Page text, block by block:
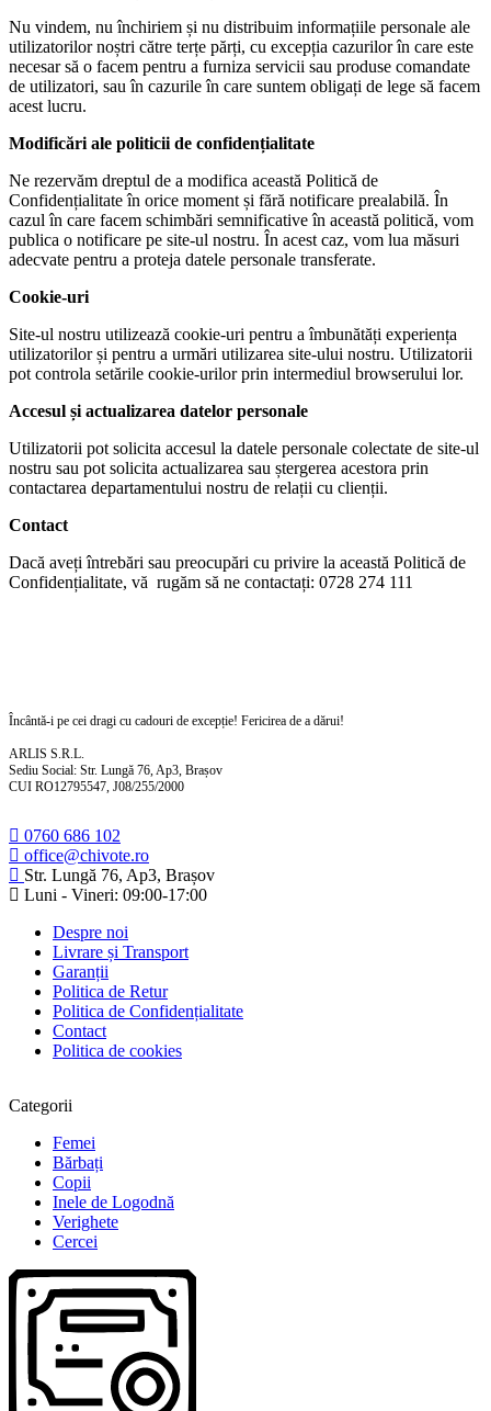
Nu vindem, nu închiriem și nu distribuim informațiile personale ale
utilizatorilor noștri către terțe părți, cu excepția cazurilor în care este
necesar să o facem pentru a furniza servicii sau produse comandate
de utilizatori, sau în cazurile în care suntem obligați de lege să facem
acest lucru.
Modificări ale politicii de confidențialitate
Ne rezervăm dreptul de a modifica această Politică de
Confidențialitate în orice moment și fără notificare prealabilă. În
cazul în care facem schimbări semnificative în această politică, vom
publica o notificare pe site-ul nostru. În acest caz, vom lua măsuri
adecvate pentru a proteja datele personale transferate.
Cookie-uri
Site-ul nostru utilizează cookie-uri pentru a îmbunătăți experiența
utilizatorilor și pentru a urmări utilizarea site-ului nostru. Utilizatorii
pot controla setările cookie-urilor prin intermediul browserului lor.
Accesul și actualizarea datelor personale
Utilizatorii pot solicita accesul la datele personale colectate de site-ul
nostru sau pot solicita actualizarea sau ștergerea acestora prin
contactarea departamentului nostru de relații cu clienții.
Contact
Dacă aveți întrebări sau preocupări cu privire la această Politică de
Confidențialitate, vă rugăm să ne contactați: 0728 274 111
Încântă-i pe cei dragi cu cadouri de excepție! Fericirea de a dărui!
ARLIS S.R.L.
Sediu Social: Str. Lungă 76, Ap3, Brașov
CUI RO12795547, J08/255/2000
0760 686 102
office@chivote.ro
Str. Lungă 76, Ap3, Brașov
Luni - Vineri: 09:00-17:00
Despre noi
Livrare și Transport
Garanții
Politica de Retur
Politica de Confidențialitate
Contact
Politica de cookies
Categorii
Femei
Bărbați
Copii
Inele de Logodnă
Verighete
Cercei